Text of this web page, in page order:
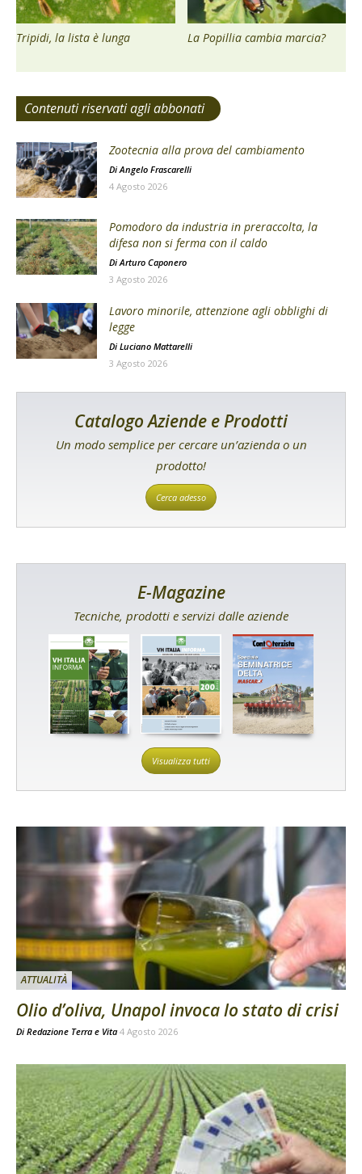
Tripidi, la lista è lunga La Popillia cambia marcia?
Contenuti riservati agli abbonati
Zootecnia alla prova del cambiamento
DiAngelo Frascarelli
4 Agosto 2026
Pomodoro da industria in preraccolta, la
difesa non si ferma con il caldo
Di Arturo Caponero
3 Agosto 2026
Lavoro minorile, attenzione agli obblighi di
legge
Di Luciano Mattarelli
3 Agosto 2026
Catalogo Aziende e Prodotti
Un modo semplice per cercare un’azienda o un
prodotto!
Cerca adesso
E-Magazine
Tecniche, prodotti e servizi dalle aziende
Visualizza tutti
ATTUALITÀ
Olio d’oliva, Unapol invoca lo stato di crisi
Di Redazione Terra e Vita 4 Agosto 2026